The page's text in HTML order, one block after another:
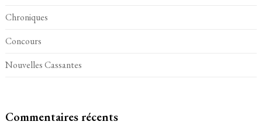
Chroniques
Concours
Nouvelles Cassantes
Commentaires récents